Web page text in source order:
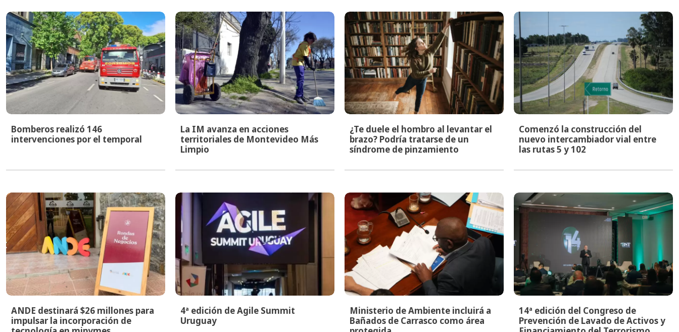
Bomberos realizó 146
intervenciones por el temporal
La IM avanza en acciones
territoriales de Montevideo Más
Limpio
¿Te duele el hombro al levantar el
brazo? Podría tratarse de un
síndrome de pinzamiento
Comenzó la construcción del
nuevo intercambiador vial entre
las rutas 5 y 102
ANDE destinará $26 millones para
impulsar la incorporación de
4ª edición de Agile Summit
Uruguay
Ministerio de Ambiente incluirá a
Bañados de Carrasco como área
14ª edición del Congreso de
Prevención de Lavado de Activos y